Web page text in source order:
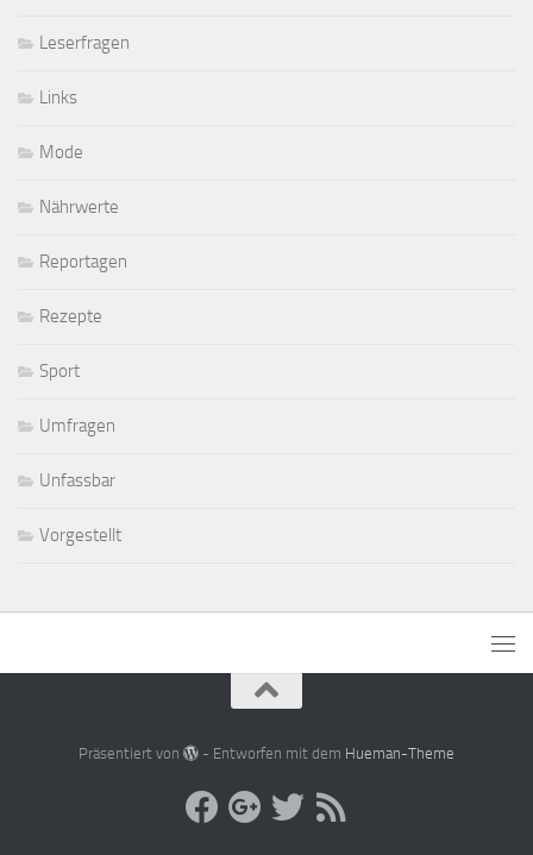
Leserfragen
Links
Mode
Nährwerte
Reportagen
Rezepte
Sport
Umfragen
Unfassbar
Vorgestellt
Präsentiert von - Entworfen mit dem Hueman-Theme